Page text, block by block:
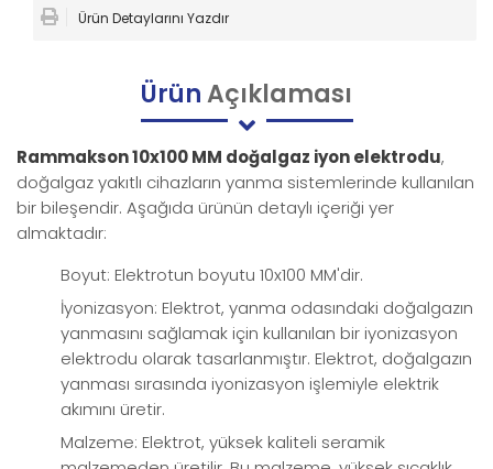
Ürün Detaylarını Yazdır
ÜrünAçıklaması
Rammakson 10x100 MM doğalgaz iyon elektrodu,
doğalgaz yakıtlı cihazların yanma sistemlerinde kullanılan
bir bileşendir. Aşağıda ürünün detaylı içeriği yer
almaktadır:
Boyut: Elektrotun boyutu 10x100 MM'dir.
İyonizasyon: Elektrot, yanma odasındaki doğalgazın
yanmasını sağlamak için kullanılan bir iyonizasyon
elektrodu olarak tasarlanmıştır. Elektrot, doğalgazın
yanması sırasında iyonizasyon işlemiyle elektrik
akımını üretir.
Malzeme: Elektrot, yüksek kaliteli seramik